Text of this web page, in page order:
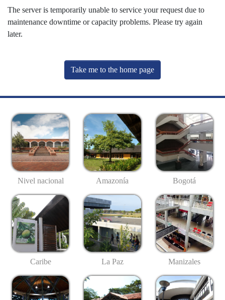
The server is temporarily unable to service your request due to
maintenance downtime or capacity problems. Please try again
later.
Take me to the home page
Nivel nacional Amazonía Bogotá
Caribe La Paz Manizales